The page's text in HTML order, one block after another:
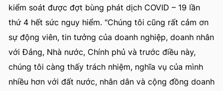
kiểm soát được đợt bùng phát dịch COVID – 19 lần
thứ 4 hết sức nguy hiểm. "Chúng tôi cũng rất cảm ơn
sự động viên, tin tưởng của doanh nghiệp, doanh nhân
với Đảng, Nhà nước, Chính phủ và trước điều này,
chúng tôi càng thấy trách nhiệm, nghĩa vụ của mình
nhiều hơn với đất nước, nhân dân và cộng đồng doanh